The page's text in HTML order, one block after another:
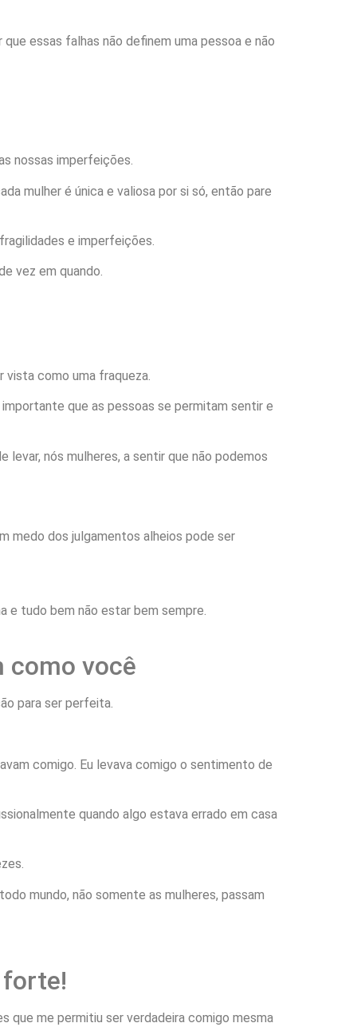
essas falhas não definem uma pessoa e não
nossas imperfeições.
mulher é única e valiosa por si só, então pare
e imperfeições.
vez em quando.
vista como uma fraqueza.
que as pessoas se permitam sentir e
nós mulheres, a sentir que não podemos
medo dos julgamentos alheios pode ser
como você
para ser perfeita.
comigo. Eu levava comigo o sentimento de
quando algo estava errado em casa
mundo, não somente as mulheres, passam
que me permitiu ser verdadeira comigo mesma